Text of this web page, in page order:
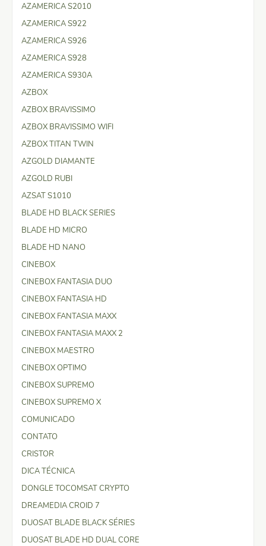
AZAMERICA S2010
AZAMERICA S922
AZAMERICA S926
AZAMERICA S928
AZAMERICA S930A
AZBOX
AZBOX BRAVISSIMO
AZBOX BRAVISSIMO WIFI
AZBOX TITAN TWIN
AZGOLD DIAMANTE
AZGOLD RUBI
AZSAT S1010
BLADE HD BLACK SERIES
BLADE HD MICRO
BLADE HD NANO
CINEBOX
CINEBOX FANTASIA DUO
CINEBOX FANTASIA HD
CINEBOX FANTASIA MAXX
CINEBOX FANTASIA MAXX 2
CINEBOX MAESTRO
CINEBOX OPTIMO
CINEBOX SUPREMO
CINEBOX SUPREMO X
COMUNICADO
CONTATO
CRISTOR
DICA TÉCNICA
DONGLE TOCOMSAT CRYPTO
DREAMEDIA CROID 7
DUOSAT BLADE BLACK SÉRIES
DUOSAT BLADE HD DUAL CORE